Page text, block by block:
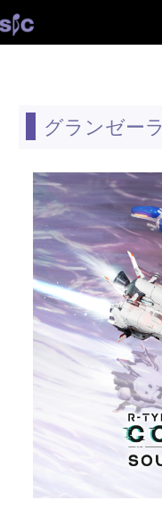
グランゼーラ